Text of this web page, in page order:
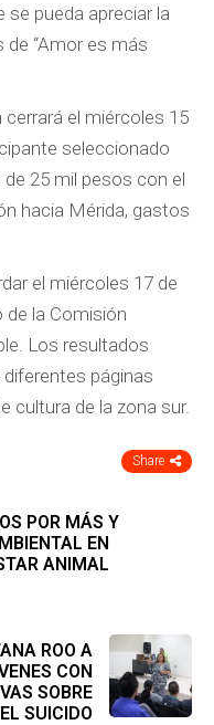
pueda apreciar la
“Amor es más
el miércoles 15
seleccionado
25 mil pesos con el
hacia Mérida, gastos
el miércoles 17 de
de la Comisión
Los resultados
páginas
cultura de la zona sur.
Share
POR MÁS Y
EN
ANIMAL
ROO A
CON
SOBRE
EL SUICIDO